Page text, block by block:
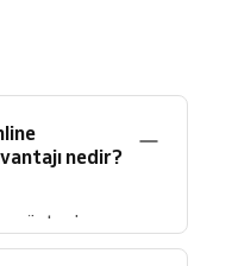
nedir?
müşteri
in Digital